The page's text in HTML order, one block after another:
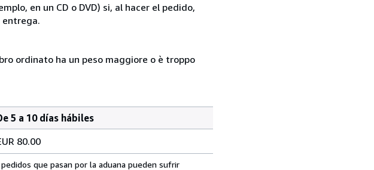
en un CD o DVD) si, al hacer el pedido,
entrega.
ordinato ha un peso maggiore o è troppo
5 a 10 días hábiles
80.00
que pasan por la aduana pueden sufrir